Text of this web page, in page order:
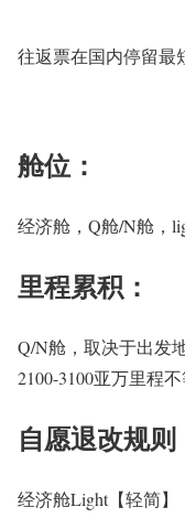
往返票在国内停留最
舱位：
经济舱，Q舱/N舱，
里程累积：
Q/N舱，取决于出发
2100-3100亚万里程
自愿退改规则
经济舱Light【轻简】